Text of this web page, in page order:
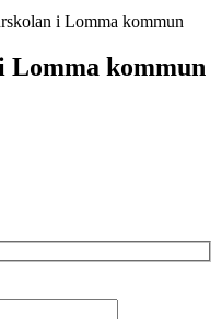
i Lomma kommun
kommun